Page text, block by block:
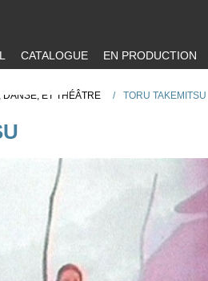
CATALOGUE EN PRODUCTION
DANSE, ET THÉÂTRE / TORU TAKEMITSU